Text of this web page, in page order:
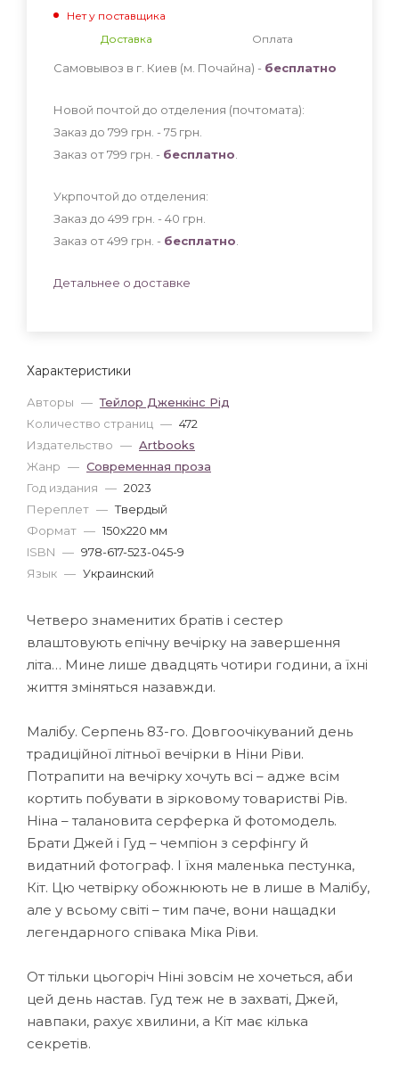
Характеристики
Авторы — Тейлор Дженкінс Рід
Количество страниц — 472
Издательство — Artbooks
Жанр — Современная проза
Год издания — 2023
Переплет — Твердый
Формат — 150x220 мм
ISBN — 978-617-523-045-9
Язык — Украинский
Нет у поставщика
Доставка
Оплата
Самовывоз в г. Киев (м. Почайна) - бесплатно
Новой почтой до отделения (почтомата):
Заказ до 799 грн. - 75 грн
Заказ от 799 грн. - бесплатно
Укрпочтой до отделения:
Заказ до 499 грн. - 40 грн
Заказ от 499 грн. - бесплатно
Детальнее о доставке
Четверо знаменитих братів і сестер
влаштовують епічну вечірку на завершення
літа… Мине лише двадцять чотири години, а їхні
життя зміняться назавжди.
Малібу. Серпень 83-го. Довгоочікуваний день
традиційної літньої вечірки в Ніни Ріви.
Потрапити на вечірку хочуть всі – адже всім
кортить побувати в зірковому товаристві Рів.
Ніна – талановита серферка й фотомодель.
Брати Джей і Гуд – чемпіон з серфінгу й
видатний фотограф. І їхня маленька пестунка,
Кіт. Цю четвірку обожнюють не в лише в Малібу,
але у всьому світі – тим паче, вони нащадки
легендарного співака Міка Ріви.
От тільки цьогоріч Ніні зовсім не хочеться, аби
цей день настав. Гуд теж не в захваті, Джей,
навпаки, рахує хвилини, а Кіт має кілька
секретів.